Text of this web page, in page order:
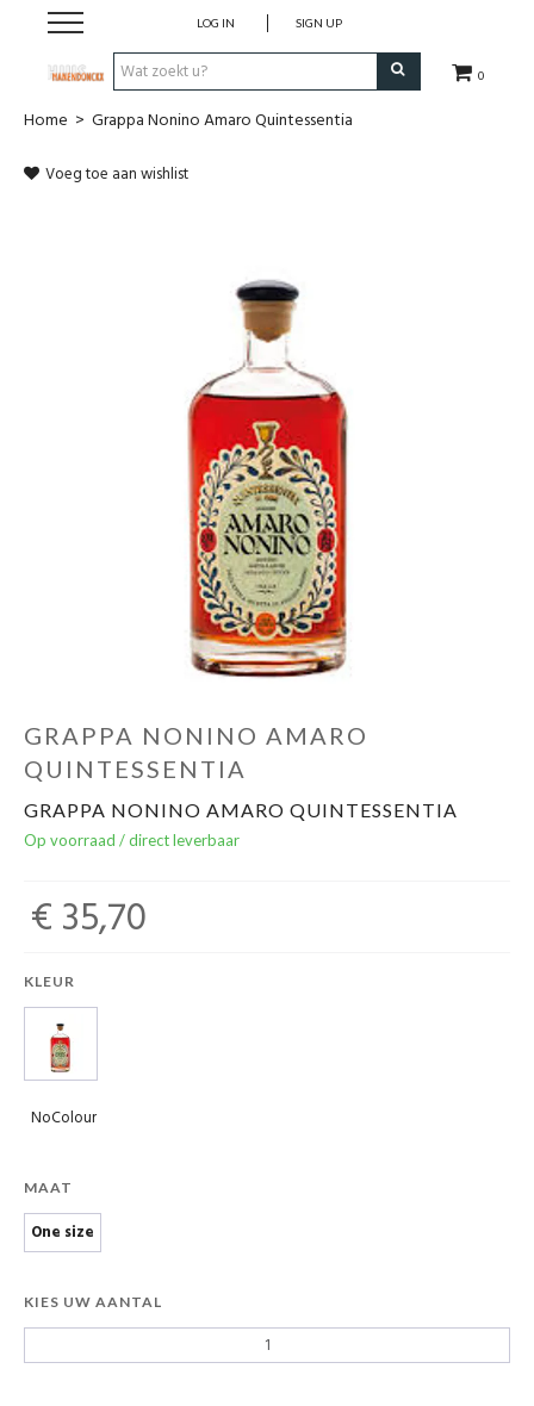
0
LOG IN SIGN UP
Wijnen
Alcoholvrije dranken
Geels Witteke De Maan's Jenever
Home > Grappa Nonino Amaro Quintessentia
Voeg toe aan wishlist
GRAPPA NONINO AMARO
QUINTESSENTIA
GRAPPA NONINO AMARO QUINTESSENTIA
Op voorraad / direct leverbaar
€ 35,70
KLEUR
NoColour
MAAT
One size
KIES UW AANTAL